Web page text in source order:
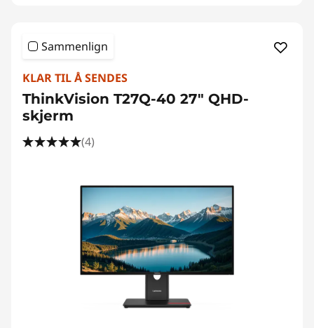
Sammenlign
KLAR TIL Å SENDES
ThinkVision T27Q-40 27" QHD-
skjerm
(4)